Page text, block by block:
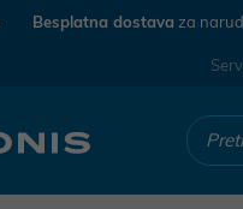
Besplatna dostava za